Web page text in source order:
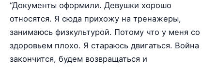
“Документы оформили. Девушки хорошо
относятся. Я сюда прихожу на тренажеры,
занимаюсь физкультурой. Потому что у меня со
здоровьем плохо. Я стараюсь двигаться. Война
закончится, будем возвращаться и